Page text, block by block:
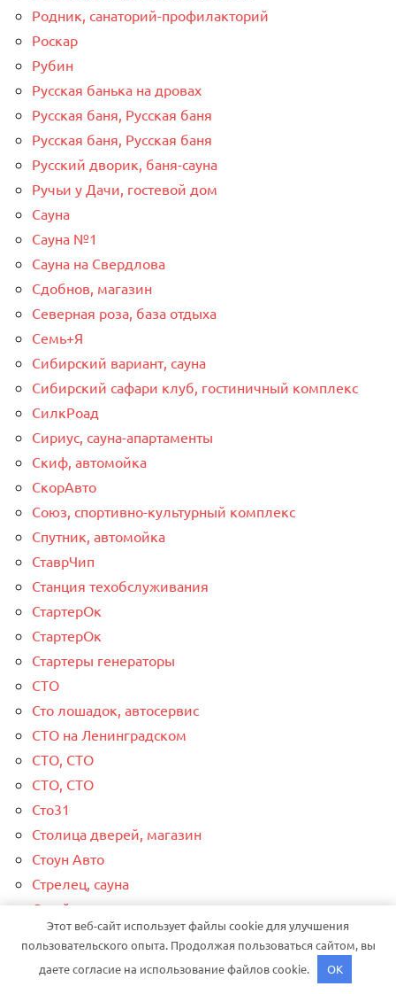
Родник, санаторий-профилакторий
Роскар
Рубин
Русская банька на дровах
Русская баня, Русская баня
Русская баня, Русская баня
Русский дворик, баня-сауна
Ручьи у Дачи, гостевой дом
Сауна
Сауна №1
Сауна на Свердлова
Сдобнов, магазин
Северная роза, база отдыха
Семь+Я
Сибирский вариант, сауна
Сибирский сафари клуб, гостиничный комплекс
СилкРоад
Сириус, сауна-апартаменты
Скиф, автомойка
СкорАвто
Союз, спортивно-культурный комплекс
Спутник, автомойка
СтаврЧип
Станция техобслуживания
СтартерОк
СтартерОк
Стартеры генераторы
СТО
Сто лошадок, автосервис
СТО на Ленинградском
СТО, СТО
СТО, СТО
Сто31
Столица дверей, магазин
Стоун Авто
Стрелец, сауна
Стройсервис, торговая компания
Стэлдон, торговая фирма
Сход-развал, Шиномонтаж
Этот веб-сайт использует файлы cookie для улучшения
пользовательского опыта. Продолжая пользоваться сайтом, вы
даете согласие на использование файлов cookie.
OK